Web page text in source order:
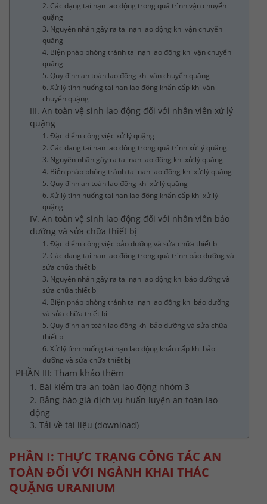
2. Các dạng tai nạn lao động trong quá trình vận chuyển
quặng
3. Nguyên nhân gây ra tai nạn lao động khi vận chuyển
quặng
4. Biện pháp phòng tránh tai nạn lao động khi vận chuyển
quặng
5. Quy định an toàn lao động khi vận chuyển quặng
6. Xử lý tình huống tai nạn lao động khẩn cấp khi vận
chuyển quặng
III. An toàn vệ sinh lao động đối với nhân viên xử lý
quặng
1. Đặc điểm công việc xử lý quặng
2. Các dạng tai nạn lao động trong quá trình xử lý quặng
3. Nguyên nhân gây ra tai nạn lao động khi xử lý quặng
4. Biện pháp phòng tránh tai nạn lao động khi xử lý quặng
5. Quy định an toàn lao động khi xử lý quặng
6. Xử lý tình huống tai nạn lao động khẩn cấp khi xử lý
quặng
IV. An toàn vệ sinh lao động đối với nhân viên bảo
dưỡng và sửa chữa thiết bị
1. Đặc điểm công việc bảo dưỡng và sửa chữa thiết bị
2. Các dạng tai nạn lao động trong quá trình bảo dưỡng và
sửa chữa thiết bị
3. Nguyên nhân gây ra tai nạn lao động khi bảo dưỡng và
sửa chữa thiết bị
4. Biện pháp phòng tránh tai nạn lao động khi bảo dưỡng
và sửa chữa thiết bị
5. Quy định an toàn lao động khi bảo dưỡng và sửa chữa
thiết bị
6. Xử lý tình huống tai nạn lao động khẩn cấp khi bảo
dưỡng và sửa chữa thiết bị
PHẦN III: Tham khảo thêm
1. Bài kiểm tra an toàn lao động nhóm 3
2. Bảng báo giá dịch vụ huấn luyện an toàn lao
động
3. Tải về tài liệu (download)
PHẦN I: THỰC TRẠNG CÔNG TÁC AN
TOÀN ĐỐI VỚI NGÀNH KHAI THÁC
QUẶNG URANIUM